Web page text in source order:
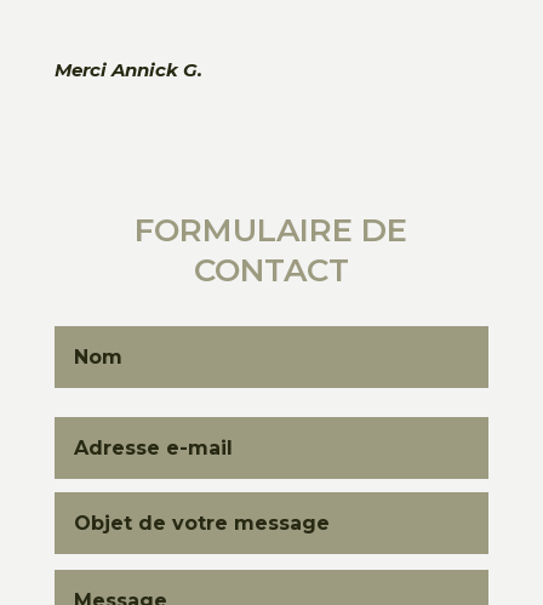
Merci Annick G.
FORMULAIRE DE
CONTACT